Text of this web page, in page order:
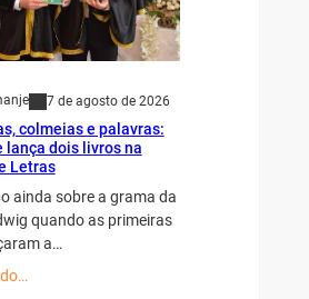
7 de agosto de 2026
colmeias e palavras:
lança dois livros na
Letras
ainda sobre a grama da
quando as primeiras
a…